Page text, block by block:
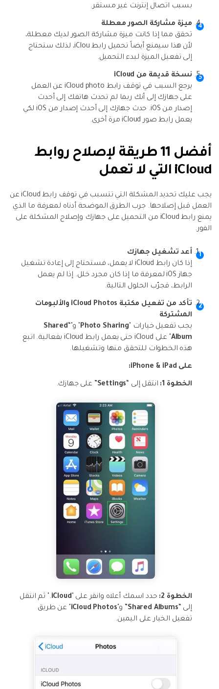
بسبب اتصال إنترنت غير مستقر.
ميزة مشاركة الصور معطلة
تحقق مما إذا كانت ميزة مشاركة الصور لديك معطلة،
لأن هذا سيمنع أيضاً تحميل رابط iClou، لذلك ستحتاج
إلى تفعيل الميزة لبدء التحميل.
نسخة قديمة من iCloud
يرجع السبب في توقف رابط iCloud photo عن العمل
على جهازك إلى أنك ربما لم تحدث هاتفك إلى أحدث
إصدار من iOS. حدث جهازك إلى أحدث إصدار من iOS لكي
يعمل رابط صور iCloud مرة أخرى.
أفضل 11 طريقة لإصلاح روابط
iCloud التي لا تعمل
يجب عليك تحديد المشكلة التي تتسبب في توقف رابط iCloud عن
العمل قبل إصلاحها. جرب الطرق الموضحة أدناه لمعرفة ما الذي
يمنع رابط iCloud من التحميل على جهازك وإصلاح المشكلة على
الفور.
أعد تشغيل جهازك
إذا كان رابط iCloud لا يعمل، فستحتاج إلى إعادة تشغيل
جهاز iOS لمعرفة ما إذا كان مجرد خلل. إذا لم يعمل
الرابط، فجرّب الحلول التالية.
تأكد من تفعيل مكتبة iCloud Photos والألبومات
المشتركة
يجب تفعيل خيارات " Photo Sharing " و"“ Shared
Album
" على iCloud حتى يعمل رابط iCloud بفعالية. اتبع
هذه الخطوات للتحقق منها وتشغيلها.
على iPhone & iPad:
الخطوة 1: انتقل إلى “ Settings” على جهازك.
الخطوة 2: حدد اسمك أعلاه وانقر على " iCloud." ثم انتقل
إلى “ Shared Albums” و" iCloud Photos " عن طريق
تفعيل الخيار على اليمين.